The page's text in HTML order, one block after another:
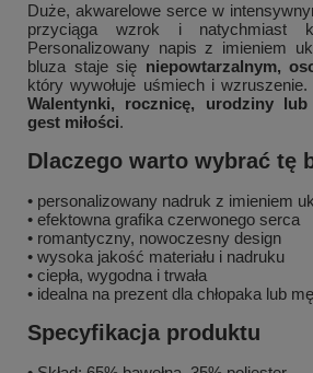
Duże, akwarelowe serce w
przyciąga wzrok i natychmiast
Personalizowany napis z imieniem
bluza staje się niepowtarzalnym,
który wywołuje uśmiech i
Walentynki, rocznicę, urodziny
gest miłości.
Dlaczego warto wybrać tę
• personalizowany nadruk z imieniem
• efektowna grafika czerwonego serca
• romantyczny, nowoczesny design
• wysoka jakość materiału i nadruku
• ciepła, wygodna i trwała
• idealna na prezent dla chłopaka lub
Specyfikacja produktu